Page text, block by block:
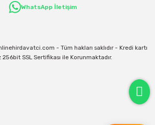
Geçerlidir
WhatsApp İletişim
- Tüm hakları saklıdır - Kredi kartı
SSL Sertifikası ile Korunmaktadır.